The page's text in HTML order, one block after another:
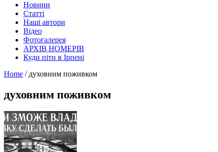
Новини
Статті
Наші автори
Відео
Фотогалерея
АРХІВ НОМЕРІВ
Куди піти в Ірпені
Home / духовним поживком
духовним поживком